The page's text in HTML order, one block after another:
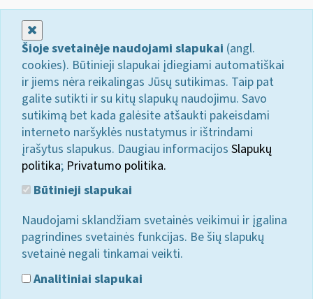
Šioje svetainėje naudojami slapukai (angl.
cookies). Būtinieji slapukai įdiegiami automatiškai
ir jiems nėra reikalingas Jūsų sutikimas. Taip pat
galite sutikti ir su kitų slapukų naudojimu. Savo
sutikimą bet kada galėsite atšaukti pakeisdami
interneto naršyklės nustatymus ir ištrindami
įrašytus slapukus. Daugiau informacijos Slapukų
politika; Privatumo politika.
Būtinieji slapukai
Naudojami sklandžiam svetainės veikimui ir įgalina
pagrindines svetainės funkcijas. Be šių slapukų
svetainė negali tinkamai veikti.
Analitiniai slapukai